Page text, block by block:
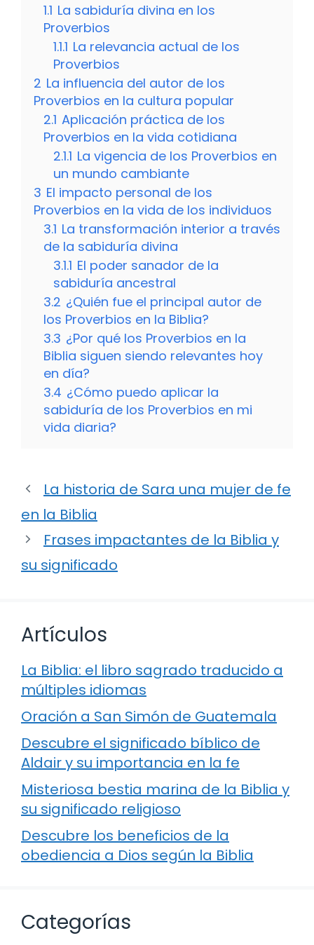
1.1 La sabiduría divina en los
Proverbios
1.1.1 La relevancia actual de los
Proverbios
2 La influencia del autor de los
Proverbios en la cultura popular
2.1 Aplicación práctica de los
Proverbios en la vida cotidiana
2.1.1 La vigencia de los Proverbios en
un mundo cambiante
3 El impacto personal de los
Proverbios en la vida de los individuos
3.1 La transformación interior a través
de la sabiduría divina
3.1.1 El poder sanador de la
sabiduría ancestral
3.2 ¿Quién fue el principal autor de
los Proverbios en la Biblia?
3.3 ¿Por qué los Proverbios en la
Biblia siguen siendo relevantes hoy
en día?
3.4 ¿Cómo puedo aplicar la
sabiduría de los Proverbios en mi
vida diaria?
La historia de Sara una mujer de fe
en la Biblia
Frases impactantes de la Biblia y
su significado
Artículos
La Biblia: el libro sagrado traducido a
múltiples idiomas
Oración a San Simón de Guatemala
Descubre el significado bíblico de
Aldair y su importancia en la fe
Misteriosa bestia marina de la Biblia y
su significado religioso
Descubre los beneficios de la
obediencia a Dios según la Biblia
Categorías